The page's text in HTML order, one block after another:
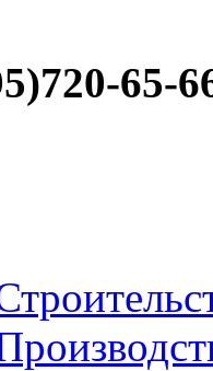
65-